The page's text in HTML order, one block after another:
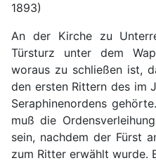
1893)
An der Kirche zu
Türsturz unter dem
woraus zu schließen ist,
den ersten Rittern des im
Seraphinenordens
muß die
sein, nachdem der Fürst
zum Ritter erwählt wurde.